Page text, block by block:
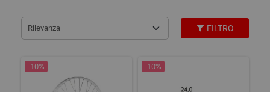
Rilevanza FILTRO
-10% -10%